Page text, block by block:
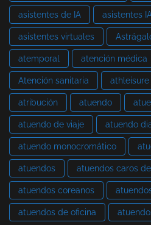
asistentes de IA asistentes
asistentes virtuales
atemporal atención médica
Atención sanitaria athleisure
atribución atuendo
atuendo de viaje atuendo
atuendo monocromático
atuendos atuendos caros
atuendos coreanos
atuendos de oficina